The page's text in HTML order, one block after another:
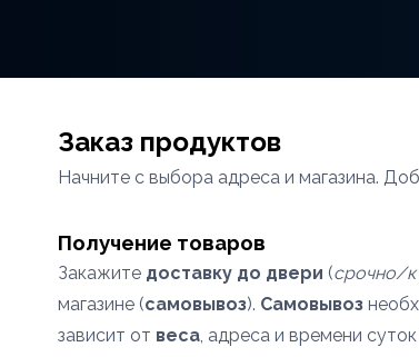
Заказ продуктов
Начните с выбора адреса и магазина.
Получение товаров
Закажите доставку до двери (срочно/к
магазине (самовывоз). Самовывоз
зависит от веса, адреса и времени суток